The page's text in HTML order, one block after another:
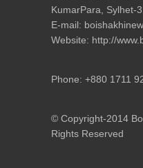
KumarPara, Sylhet-
E-mail:
Website: http://
Phone: +880 1711
© Copyright-2014
Rights Reserved